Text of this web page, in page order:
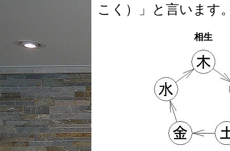
こく）」と言います
相生